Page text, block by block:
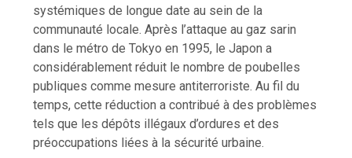
systémiques de longue date au sein de la
communauté locale. Après l’attaque au gaz sarin
dans le métro de Tokyo en 1995, le Japon a
considérablement réduit le nombre de poubelles
publiques comme mesure antiterroriste. Au fil du
temps, cette réduction a contribué à des problèmes
tels que les dépôts illégaux d’ordures et des
préoccupations liées à la sécurité urbaine.